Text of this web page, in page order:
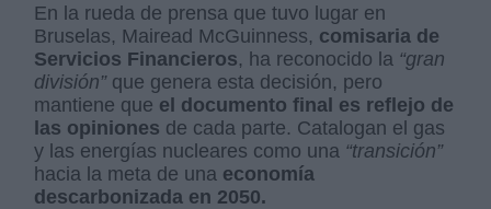
En la rueda de prensa que tuvo lugar en
Bruselas, Mairead McGuinness, comisaria de
Servicios Financieros, ha reconocido la “gran
división”que genera esta decisión, pero
mantiene que el documento final es reflejo de
las opiniones de cada parte. Catalogan el gas
y las energías nucleares como una “transición”
hacia la meta de una economía
descarbonizada en 2050.